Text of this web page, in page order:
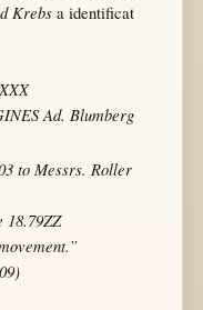
Krebs a identificat
Ad. Blumberg
to Messrs. Roller
18.79ZZ